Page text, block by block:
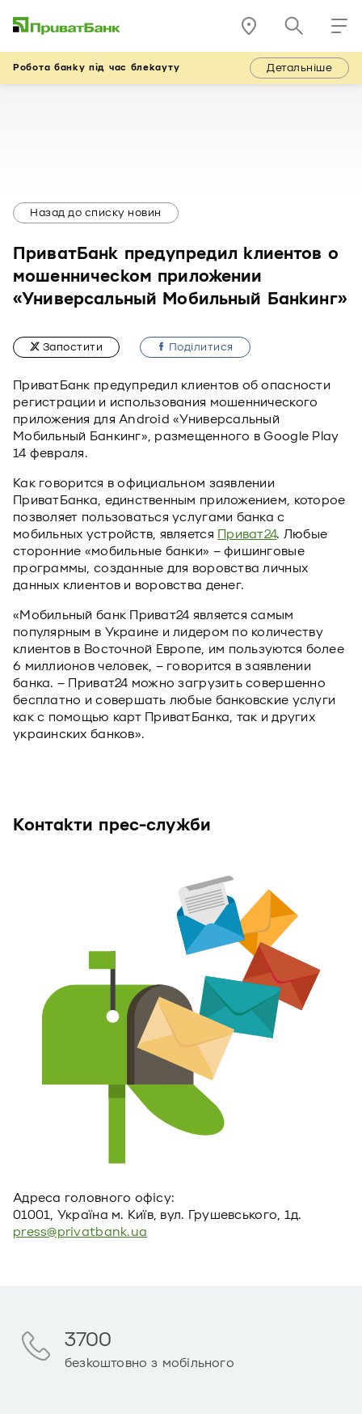
Робота банку під час блекауту Детальніше
Назад до списку новин
ПриватБанк предупредил клиентов о
мошенническом приложении
«Универсальный Мобильный Банкинг»
Запостити Подiлитися
ПриватБанк предупредил клиентов об опасности
регистрации и использования мошеннического
приложения для Android «Универсальный
Мобильный Банкинг», размещенного в Google Play
14 февраля.
Как говорится в официальном заявлении
ПриватБанка, единственным приложением, которое
позволяет пользоваться услугами банка с
мобильных устройств, является Приват24. Любые
сторонние «мобильные банки» – фишинговые
программы, созданные для воровства личных
данных клиентов и воровства денег.
«Мобильный банк Приват24 является самым
популярным в Украине и лидером по количеству
клиентов в Восточной Европе, им пользуются более
6 миллионов человек, – говорится в заявлении
банка. – Приват24 можно загрузить совершенно
бесплатно и совершать любые банковские услуги
как с помощью карт ПриватБанка, так и других
украинских банков».
Контакти прес-служби
Адреса головного офiсу:
01001, Україна м. Київ, вул. Грушевського, 1д.
press@privatbank.ua
3700
безкоштовно з мобільного